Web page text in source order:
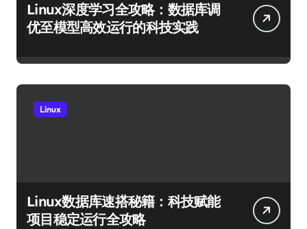
Linux深度学习全攻略：数据库调
优至模型高效运行的科技实践
Linux
Linux数据库速搭秘籍：科技赋能
项目稳定运行全攻略